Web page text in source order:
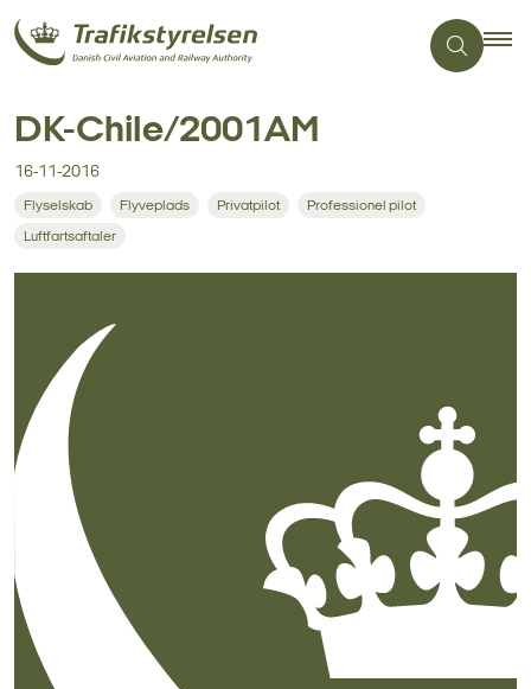
DK-Chile/2001AM
16-11-2016
Flyselskab Flyveplads Privatpilot Professionel pilot
Luftfartsaftaler